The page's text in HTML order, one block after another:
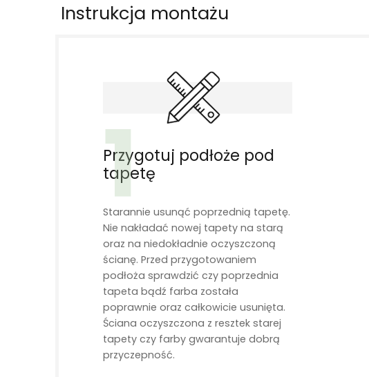
Instrukcja montażu
1
Przygotuj podłoże pod
tapetę
Starannie usunąć poprzednią tapetę.
Nie nakładać nowej tapety na starą
oraz na niedokładnie oczyszczoną
ścianę. Przed przygotowaniem
podłoża sprawdzić czy poprzednia
tapeta bądź farba została
poprawnie oraz całkowicie usunięta.
Ściana oczyszczona z resztek starej
tapety czy farby gwarantuje dobrą
przyczepność.